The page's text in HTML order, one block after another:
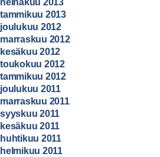
heinäkuu 2013
tammikuu 2013
joulukuu 2012
marraskuu 2012
kesäkuu 2012
toukokuu 2012
tammikuu 2012
joulukuu 2011
marraskuu 2011
syyskuu 2011
kesäkuu 2011
huhtikuu 2011
helmikuu 2011